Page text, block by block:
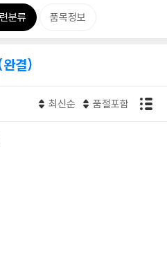
분류 품목정보
완결
최신순 품절포함